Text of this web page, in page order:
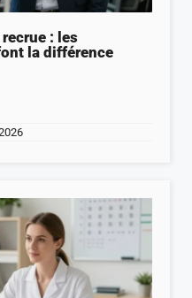
: les
la différence